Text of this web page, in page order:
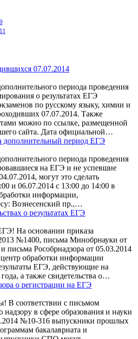
07.07.2014
периода проведения
о результатах ЕГЭ
по русскому языку, химии и
07.07.2014. Также
можно по ссылке, размещенной
сайта. Дата официальной…
дополнительный период ЕГЭ
периода проведения
на ЕГЭ и не успевшие
могут это сделать
и 06.07.2014 с 13:00 до 14:00 в
информации,
Вознесенский пр.,…
о результатах ЕГЭ
На основании приказа
№1400, письма Минобрнауки от
Рособрнадзора от 05.03.2014
обработки информации
ЕГЭ, действующие на
а также свидетельства о…
о регистрации на ЕГЭ
В соответствии с письмом
в сфере образования и науки
№10-316 выпускники прошлых
бакалавриата и